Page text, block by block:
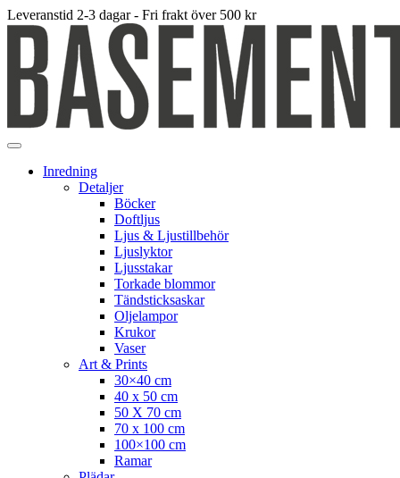
Leveranstid 2-3 dagar - Fri frakt över 500 kr
Inredning
Detaljer
Böcker
Doftljus
Ljus & Ljustillbehör
Ljuslyktor
Ljusstakar
Torkade blommor
Tändsticksaskar
Oljelampor
Krukor
Vaser
Art & Prints
30×40 cm
40 x 50 cm
50 X 70 cm
70 x 100 cm
100×100 cm
Ramar